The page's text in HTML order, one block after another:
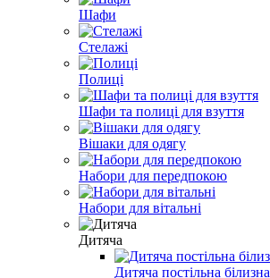
Шафи
Стелажі
Полиці
Шафи та полиці для взуття
Вішаки для одягу
Набори для передпокою
Набори для вітальні
Дитяча
Дитяча постільна білизна